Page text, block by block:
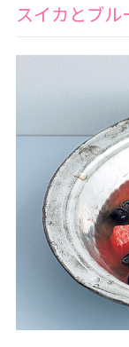
スイカとブ